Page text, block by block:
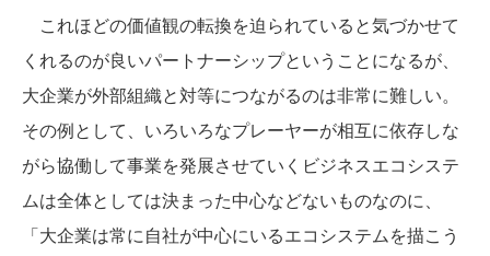
これほどの価値観の転換を迫られていると気づかせて
くれるのが良いパートナーシップということになるが、
大企業が外部組織と対等につながるのは非常に難しい。
その例として、いろいろなプレーヤーが相互に依存しな
がら協働して事業を発展させていくビジネスエコシステ
ムは全体としては決まった中心などないものなのに、
「大企業は常に自社が中心にいるエコシステムを描こう